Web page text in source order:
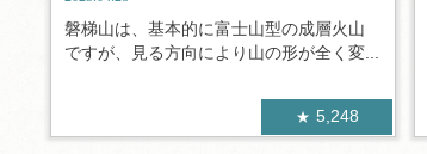
磐梯山は、基本的に富士山型の成層火山
ですが、見る方向により山の形が全く変...
5,248